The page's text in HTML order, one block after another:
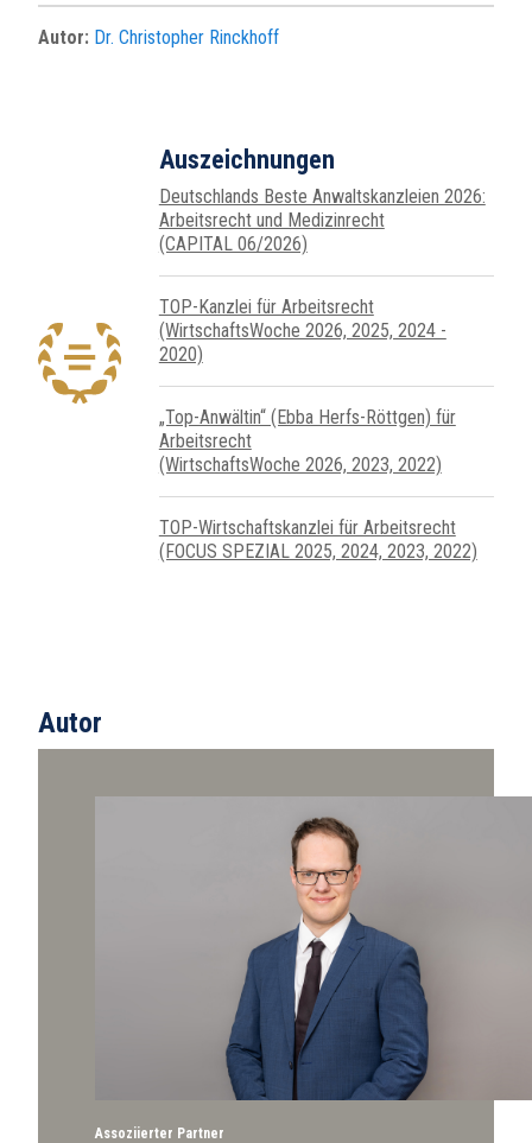
Autor: Dr. Christopher Rinckhoff
Auszeichnungen
Deutschlands Beste Anwaltskanzleien 2026:
Arbeitsrecht und Medizinrecht
(CAPITAL 06/2026)
TOP-Kanzlei für Arbeitsrecht
(WirtschaftsWoche 2026, 2025, 2024 -
2020)
„Top-Anwältin“ (Ebba Herfs-Röttgen) für
Arbeitsrecht
(WirtschaftsWoche 2026, 2023, 2022)
TOP-Wirtschaftskanzlei für Arbeitsrecht
(FOCUS SPEZIAL 2025, 2024, 2023, 2022)
Autor
Assoziierter Partner